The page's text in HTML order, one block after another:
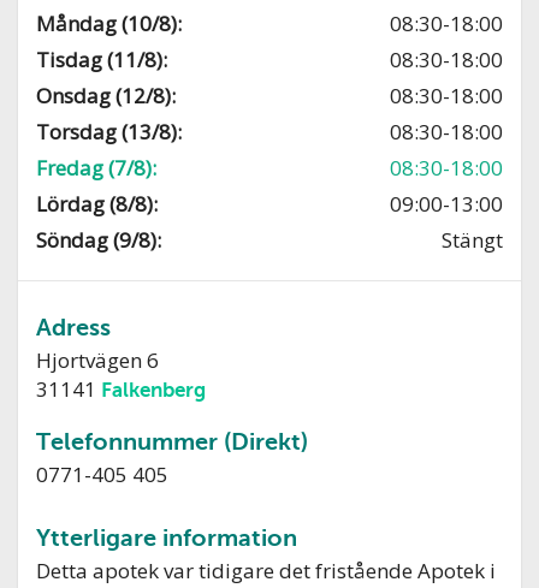
Måndag (10/8):
08:30-18:00
Tisdag (11/8):
08:30-18:00
Onsdag (12/8):
08:30-18:00
Torsdag (13/8):
08:30-18:00
Fredag (7/8):
08:30-18:00
Lördag (8/8):
09:00-13:00
Söndag (9/8):
Stängt
Adress
Hjortvägen 6
31141 Falkenberg
Telefonnummer (Direkt)
0771-405 405
Ytterligare information
Detta apotek var tidigare det fristående Apotek i